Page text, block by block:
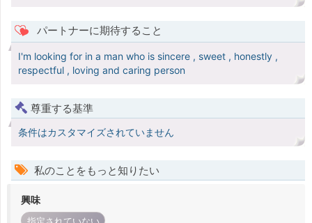
パートナーに期待すること
I'm looking for in a man who is sincere , sweet , honestly ,
respectful , loving and caring person
尊重する基準
条件はカスタマイズされていません
私のことをもっと知りたい
興味